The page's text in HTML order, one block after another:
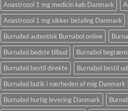
Anastrozol 1 mg medicin køb Danmark
Anastrozol 1 mg sikker betaling Danmark
Burnabol autentisk Burnabol online
Burnabol bedste tilbud
Burnabol
Burnabol bestil direkte
Burnabol bestil
Burnabol butik i nærheden af ​​mig Danmark
Burnabol hurtig levering Danmark